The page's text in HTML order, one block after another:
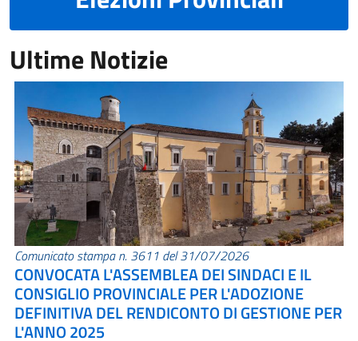
Ultime Notizie
Comunicato stampa n. 3611 del 31/07/2026
CONVOCATA L'ASSEMBLEA DEI SINDACI E IL
CONSIGLIO PROVINCIALE PER L'ADOZIONE
DEFINITIVA DEL RENDICONTO DI GESTIONE PER
L'ANNO 2025